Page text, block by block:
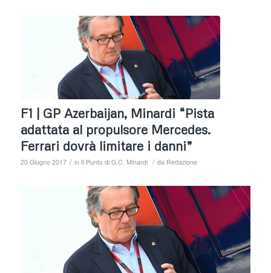
F1 | GP Azerbaijan, Minardi “Pista
adattata al propulsore Mercedes.
Ferrari dovrà limitare i danni”
20 Giugno 2017 / in Il Punto di G.C. Minardi / da Redazione